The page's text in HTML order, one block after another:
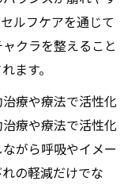
ルフケアを通じて
クラを整えること
ます。
療や療法で活性化
療や療法で活性化
がら呼吸やイメー
の軽減だけでな